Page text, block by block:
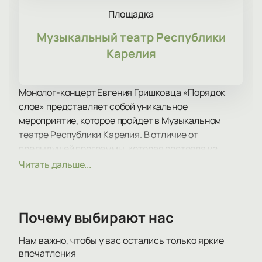
Площадка
Музыкальный театр Республики
Карелия
Монолог-концерт Евгения Гришковца «Порядок
слов» представляет собой уникальное
мероприятие, которое пройдет в Музыкальном
театре Республики Карелия. В отличие от
предыдущей программы, которая состояла из
разных миниатюр и отрывков, новая программа
Главная тема монолог-концерта «Порядок слов» -
используем одни и те же слова для выражения
Читать дальше...
Почему выбирают нас
Нам важно, чтобы у вас остались только яркие
впечатления